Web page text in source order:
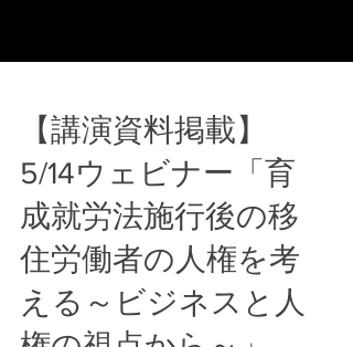
【講演資料掲載】
5/14ウェビナー「育
成就労法施行後の移
住労働者の人権を考
える～ビジネスと人